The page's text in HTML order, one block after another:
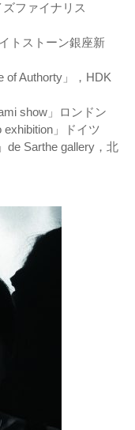
ファイナリス
トストーン銀座新
of Authorty」，HDK
show」ロンドン
」ドイツ
de Sarthe gallery，北